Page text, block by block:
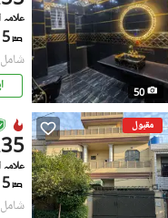
50
علامہ
5
شامل
مقبول
5.35
5
شامل